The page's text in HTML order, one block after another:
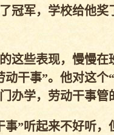
冠军，学校给他奖
这些表现，慢慢
动干事”。他对这个
办学，劳动干事管
事”听起来不好听